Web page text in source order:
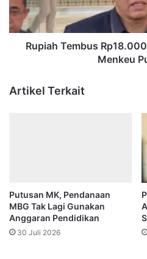
Ini
Kata
Menkeu
PurbayaRupiah Tembus
Menkeu
Artikel Terkait
Putusan MK, Pendanaan
MBG Tak Lagi Gunakan
Anggaran Pendidikan
30 Juli 2026